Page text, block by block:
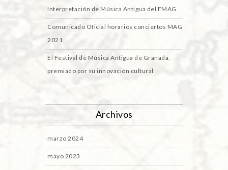
Interpretación de Música Antigua del FMAG
Comunicado Oficial horarios conciertos MAG
2021
El Festival de Música Antigua de Granada,
premiado por su innovación cultural
Archivos
marzo 2024
mayo 2023